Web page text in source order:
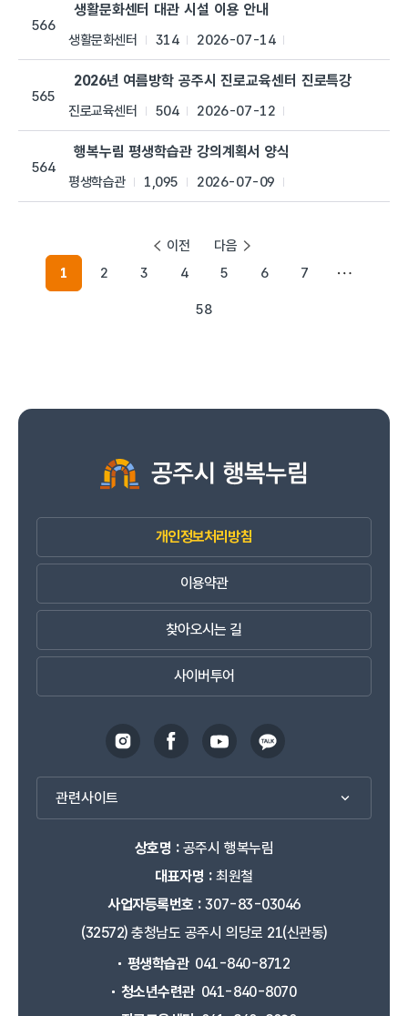
566
생활문화센터 대관 시설 이용 안내
생활문화센터 314 2026-07-14
565
2026년 여름방학 공주시 진로교육센터 진로특강
진로교육센터 504 2026-07-12
564
행복누림 평생학습관 강의계획서 양식
평생학습관 1,095 2026-07-09
이전
1
2 3 4 5 6 7
58
다음
개인정보처리방침
이용약관
찾아오시는 길
사이버투어
관련사이트
상호명 :공주시 행복누림
대표자명 :최원철
사업자등록번호 :307-83-03046
(32572) 충청남도 공주시 의당로 21(신관동)
평생학습관 041-840-8712
청소년수련관 041-840-8070